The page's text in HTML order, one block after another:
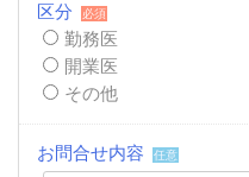
区分 必須
勤務医
開業医
その他
お問合せ内容 任意